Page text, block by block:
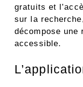
gratuits et
sur la
décompose une
accessible.